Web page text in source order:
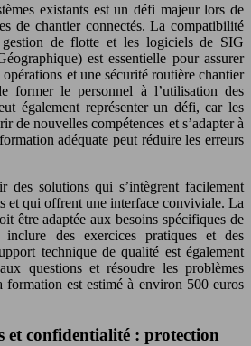
existants est un défi majeur lors de
de chantier connectés. La compatibilité
de flotte et les logiciels de SIG
est essentielle pour assurer
et une sécurité routière chantier
former le personnel à l’utilisation des
également représenter un défi, car les
de nouvelles compétences et s’adapter à
adéquate peut réduire les erreurs
des solutions qui s’intègrent facilement
et qui offrent une interface conviviale. La
être adaptée aux besoins spécifiques de
des exercices pratiques et des
technique de qualité est également
questions et résoudre les problèmes
est estimé à environ 500 euros
et confidentialité : protection